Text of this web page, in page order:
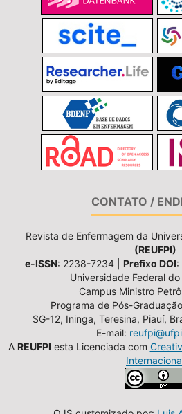
CONTATO /
Revista de Enfermagem da
(REUFPI)
e-ISSN: 2238-7234 | Prefixo DOI:
Universidade Federal
Campus Ministro
Programa de Pós-
SG-12, Ininga, Teresina, Piauí,
E-mail:
A REUFPI esta Licenciada com